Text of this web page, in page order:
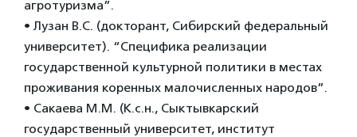
агротуризма”.
• Лузан В.С. (докторант, Сибирский федеральный
университет). “Специфика реализации
государственной культурной политики в местах
проживания коренных малочисленных народов”.
• Сакаева М.М. (К.с.н., Сыктывкарский
государственный университет, институт